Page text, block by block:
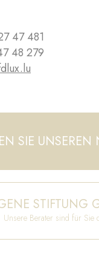
47 481
48 279
SIE UNSEREN
STIFTUNG
Unsere Berater sind für Sie